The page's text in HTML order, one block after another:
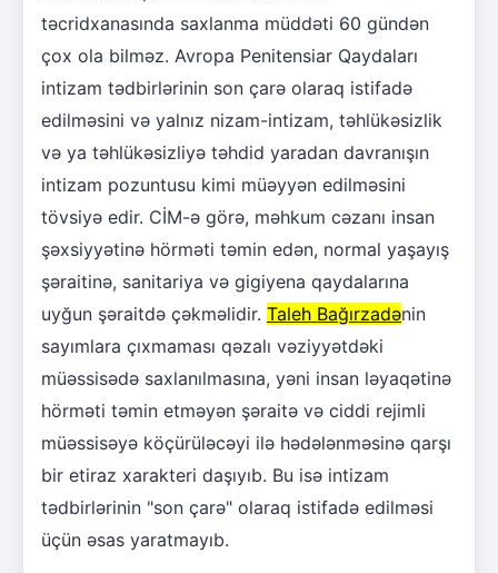
təcridxanasında saxlanma müddəti 60 gündən
çox ola bilməz. Avropa Penitensiar Qaydaları
intizam tədbirlərinin son çarə olaraq istifadə
edilməsini və yalnız nizam-intizam, təhlükəsizlik
və ya təhlükəsizliyə təhdid yaradan davranışın
intizam pozuntusu kimi müəyyən edilməsini
tövsiyə edir. CİM-ə görə, məhkum cəzanı insan
şəxsiyyətinə hörməti təmin edən, normal yaşayış
şəraitinə, sanitariya və gigiyena qaydalarına
uyğun şəraitdə çəkməlidir. Taleh Bağırzadənin
sayımlara çıxmaması qəzalı vəziyyətdəki
müəssisədə saxlanılmasına, yəni insan ləyaqətinə
hörməti təmin etməyən şəraitə və ciddi rejimli
müəssisəyə köçürüləcəyi ilə hədələnməsinə qarşı
bir etiraz xarakteri daşıyıb. Bu isə intizam
tədbirlərinin "son çarə" olaraq istifadə edilməsi
üçün əsas yaratmayıb.